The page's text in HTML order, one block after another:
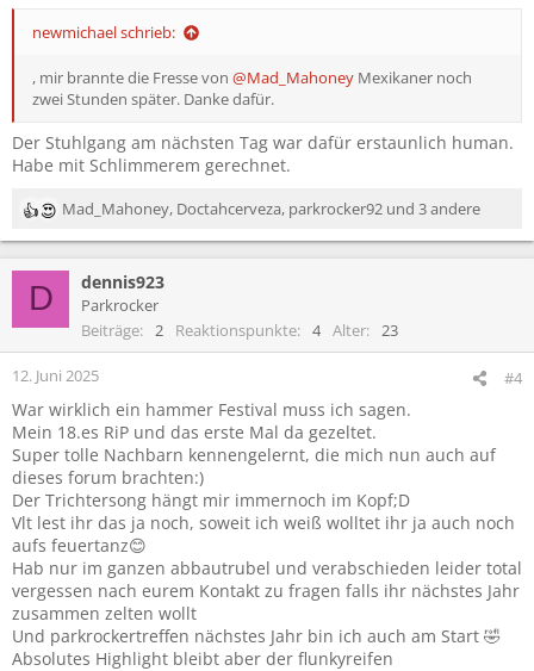
newmichael schrieb:
, mir brannte die Fresse von @Mad_Mahoney Mexikaner noch
zwei Stunden später. Danke dafür.
Der Stuhlgang am nächsten Tag war dafür erstaunlich human.
Habe mit Schlimmerem gerechnet.
R
e
i
n
n
:
Mad_Mahoney, Doctahcerveza, parkrocker92 und 3 andere
D dennis923
Parkrocker
Beiträge
2 Reaktionspunkte 4 Alter 23
12. Juni 2025 #4
War wirklich ein hammer Festival muss ich sagen.
Mein 18.es RiP und das erste Mal da gezeltet.
Super tolle Nachbarn kennengelernt, die mich nun auch auf
dieses forum brachten:)
Der Trichtersong hängt mir immernoch im Kopf;D
Vlt lest ihr das ja noch, soweit ich weiß wolltet ihr ja auch noch
aufs feuertanz😊
Hab nur im ganzen abbautrubel und verabschieden leider total
vergessen nach eurem Kontakt zu fragen falls ihr nächstes Jahr
zusammen zelten wollt
Und parkrockertreffen nächstes Jahr bin ich auch am Start 🤣
Absolutes Highlight bleibt aber der flunkyreifen